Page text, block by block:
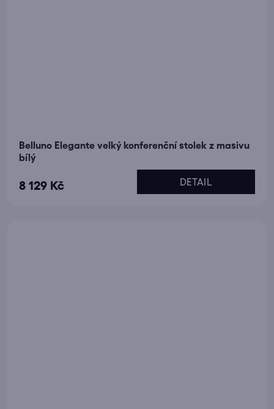
Belluno Elegante velký konferenční stolek z masivu
bílý
8 129 Kč DETAIL